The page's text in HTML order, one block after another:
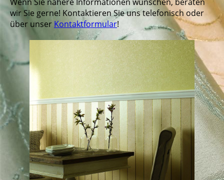
wir Sie gerne! Kontaktieren Sie uns telefonisch oder
über unser Kontaktformular!